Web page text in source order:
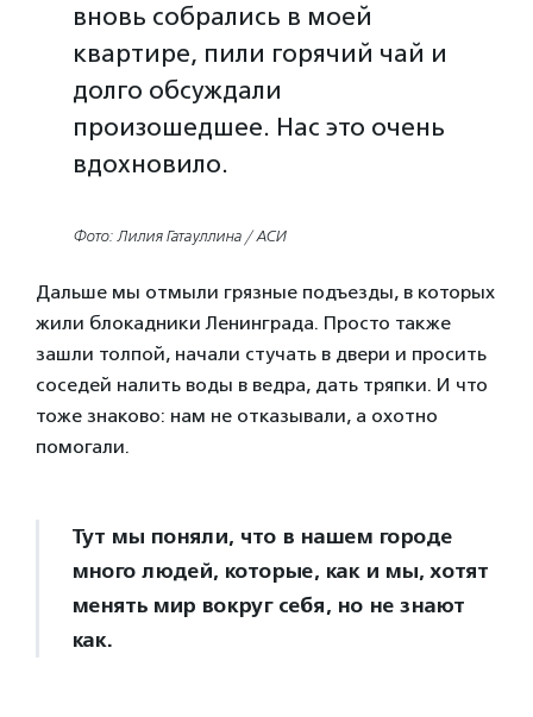
вновь собрались в моей
квартире, пили горячий чай и
долго обсуждали
произошедшее. Нас это очень
вдохновило.
Фото: Лилия Гатауллина / АСИ
Дальше мы отмыли грязные подъезды, в которых
жили блокадники Ленинграда. Просто также
зашли толпой, начали стучать в двери и просить
соседей налить воды в ведра, дать тряпки. И что
тоже знаково: нам не отказывали, а охотно
помогали.
Тут мы поняли, что в нашем городе
много людей, которые, как и мы, хотят
менять мир вокруг себя, но не знают
как.